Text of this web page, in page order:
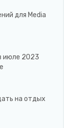
для Media
июле 2023
на отдых